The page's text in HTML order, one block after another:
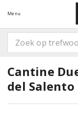
Menu
Cantine
del Salento